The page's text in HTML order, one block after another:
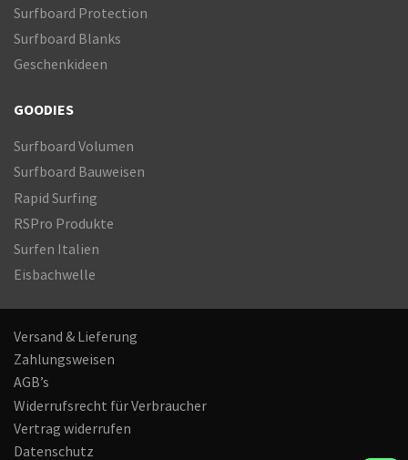
Surfboard Protection
Surfboard Blanks
Geschenkideen
GOODIES
Surfboard Volumen
Surfboard Bauweisen
Rapid Surfing
RSPro Produkte
Surfen Italien
Eisbachwelle
Versand & Lieferung
Zahlungsweisen
AGB’s
Widerrufsrecht für Verbraucher
Vertrag widerrufen
Datenschutz